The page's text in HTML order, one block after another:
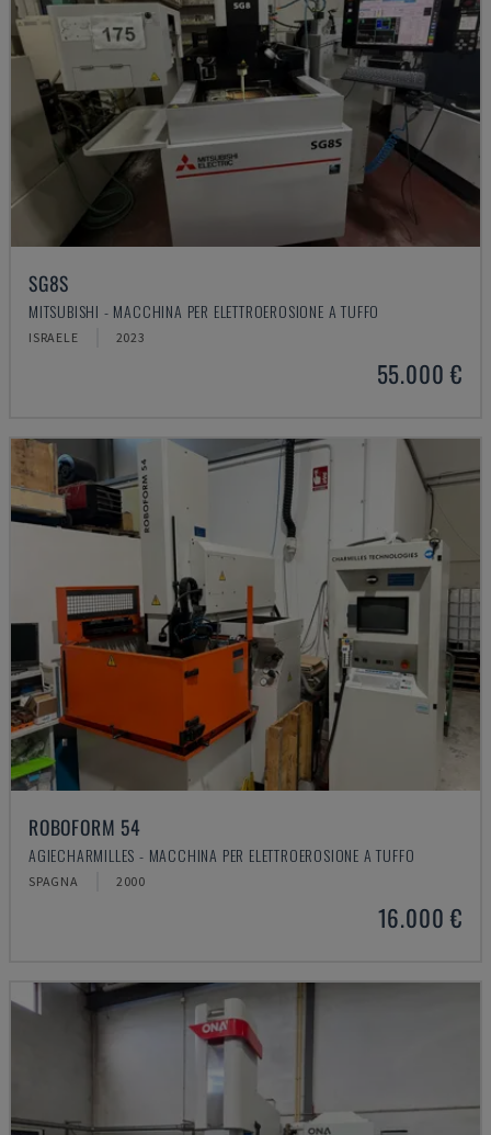
SG8S
MITSUBISHI - MACCHINA PER ELETTROEROSIONE A TUFFO
ISRAELE 2023
55.000 €
ROBOFORM 54
AGIECHARMILLES - MACCHINA PER ELETTROEROSIONE A TUFFO
SPAGNA 2000
16.000 €